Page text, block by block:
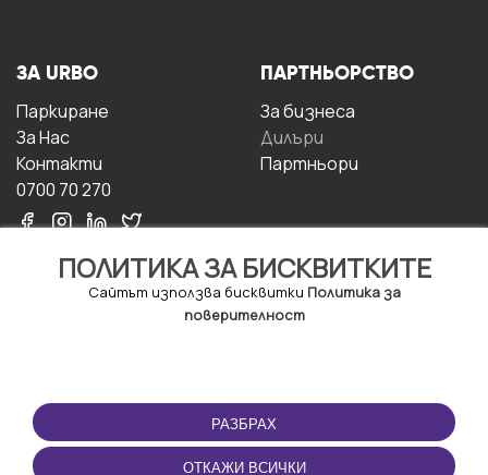
ПОЛИТИКА ЗА БИСКВИТКИТЕ
Сайтът използва бисквитки Политика за
поверителност
РАЗБРАХ
ОТКАЖИ ВСИЧКИ
ЗА URBO
Паркиране
За Hас
Контакти
0700 70 270
ПАРТНЬОРСТВО
За бизнесa
Дилъри
Партньори
ПОЛЗВАНЕ
Правила и условия за
ползване
ПРИЛОЖЕНИЕТО